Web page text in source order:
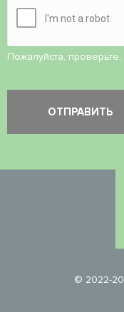
Пожалуйста,
© 2022-